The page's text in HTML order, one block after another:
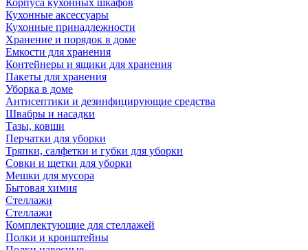
Корпуса кухонных шкафов
Кухонные аксессуары
Кухонные принадлежности
Хранение и порядок в доме
Емкости для хранения
Контейнеры и ящики для хранения
Пакеты для хранения
Уборка в доме
Антисептики и дезинфицирующие средства
Швабры и насадки
Тазы, ковши
Перчатки для уборки
Тряпки, салфетки и губки для уборки
Совки и щетки для уборки
Мешки для мусора
Бытовая химия
Стеллажи
Стеллажи
Комплектующие для стеллажей
Полки и кронштейны